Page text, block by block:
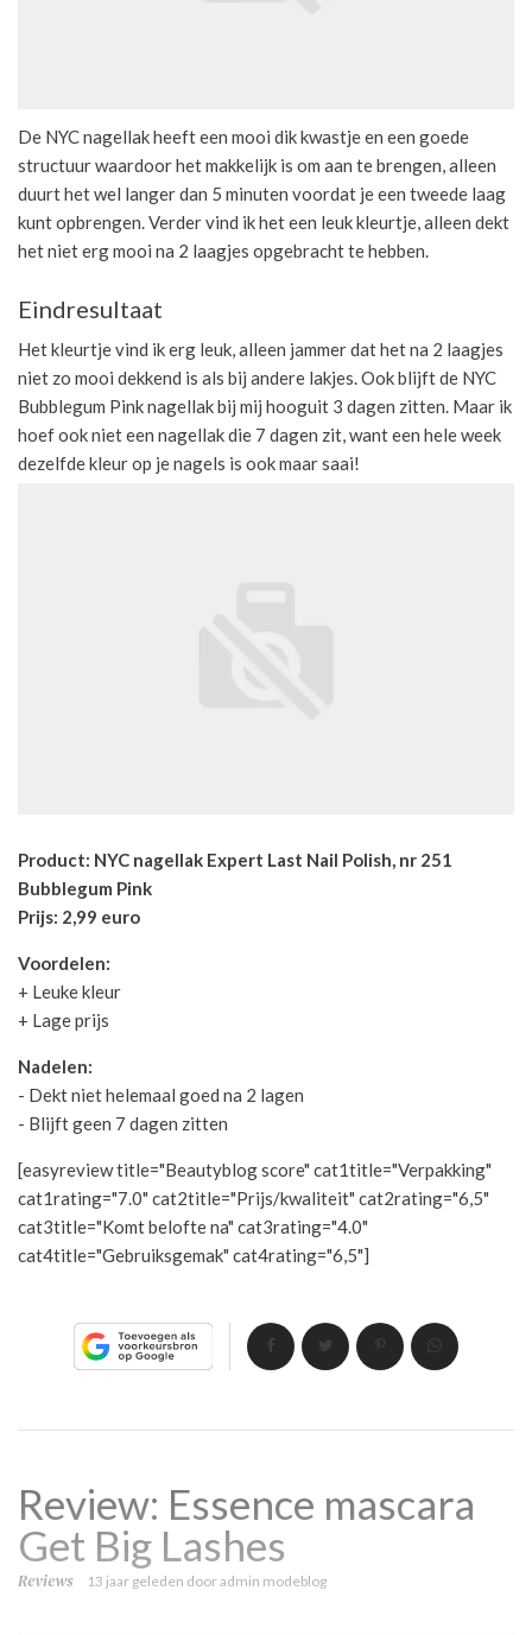
De NYC nagellak heeft een mooi dik kwastje en een goede
structuur waardoor het makkelijk is om aan te brengen, alleen
duurt het wel langer dan 5 minuten voordat je een tweede laag
kunt opbrengen. Verder vind ik het een leuk kleurtje, alleen dekt
het niet erg mooi na 2 laagjes opgebracht te hebben.
Eindresultaat
Het kleurtje vind ik erg leuk, alleen jammer dat het na 2 laagjes
niet zo mooi dekkend is als bij andere lakjes. Ook blijft de NYC
Bubblegum Pink nagellak bij mij hooguit 3 dagen zitten. Maar ik
hoef ook niet een nagellak die 7 dagen zit, want een hele week
dezelfde kleur op je nagels is ook maar saai!
Product: NYC nagellak Expert Last Nail Polish, nr 251
Bubblegum Pink
Prijs: 2,99 euro
Voordelen:
+ Leuke kleur
+ Lage prijs
Nadelen:
- Dekt niet helemaal goed na 2 lagen
- Blijft geen 7 dagen zitten
[easyreview title="Beautyblog score" cat1title="Verpakking"
cat1rating="7.0" cat2title="Prijs/kwaliteit" cat2rating="6,5"
cat3title="Komt belofte na" cat3rating="4.0"
cat4title="Gebruiksgemak" cat4rating="6,5"]
Review: Essence mascara
Get Big Lashes
Reviews 13 jaar geleden dooradmin modeblog